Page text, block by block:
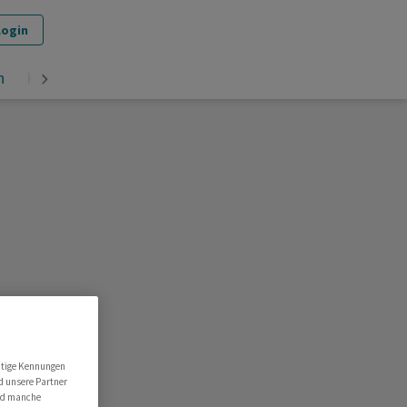
Krypto
Kennungen
unsere Partner
manche